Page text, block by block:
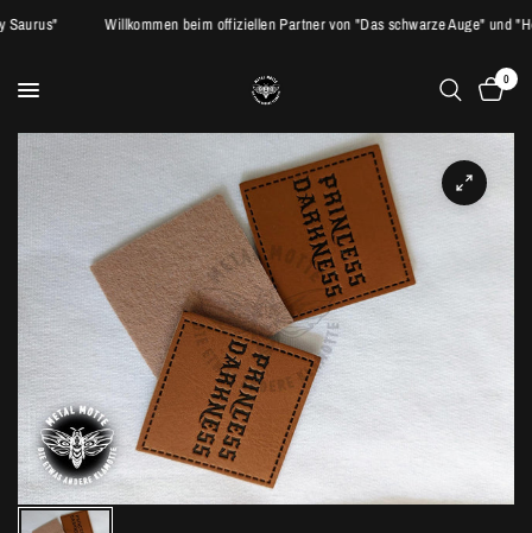
Saurus" Willkommen beim offiziellen Partner von "Das schwarze Auge" und
0